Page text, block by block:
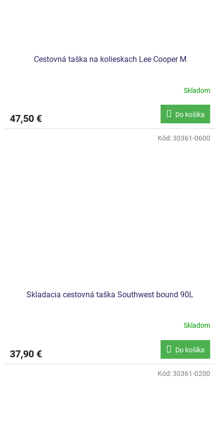
Cestovná taška na kolieskach Lee Cooper M
Skladom
47,50 € Do košíka
Skladacia cestovná taška Southwest bound 90L
Skladom
37,90 € Do košíka
Kód:30361-0600
Kód:30361-0200